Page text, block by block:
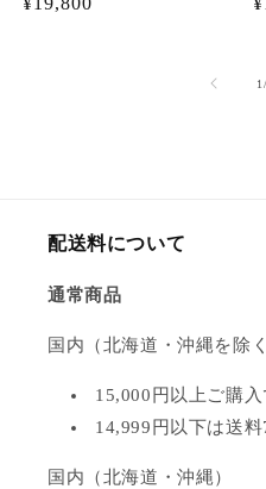
1/
配送料について
通常商品
国内（北海道・沖縄を除く
15,000円以上ご購
14,999円以下は送料
国内（北海道・沖縄）